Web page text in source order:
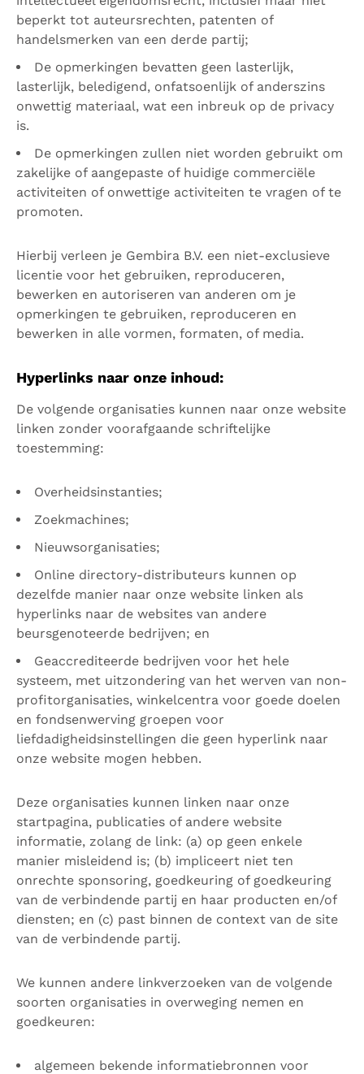
beperkt tot auteursrechten, patenten of
handelsmerken van een derde partij;
De opmerkingen bevatten geen lasterlijk,
lasterlijk, beledigend, onfatsoenlijk of anderszins
onwettig materiaal, wat een inbreuk op de privacy
is.
De opmerkingen zullen niet worden gebruikt om
zakelijke of aangepaste of huidige commerciële
activiteiten of onwettige activiteiten te vragen of te
promoten.
Hierbij verleen je Gembira B.V. een niet-exclusieve
licentie voor het gebruiken, reproduceren,
bewerken en autoriseren van anderen om je
opmerkingen te gebruiken, reproduceren en
bewerken in alle vormen, formaten, of media.
Hyperlinks naar onze inhoud:
De volgende organisaties kunnen naar onze website
linken zonder voorafgaande schriftelijke
toestemming:
Overheidsinstanties;
Zoekmachines;
Nieuwsorganisaties;
Online directory-distributeurs kunnen op
dezelfde manier naar onze website linken als
hyperlinks naar de websites van andere
beursgenoteerde bedrijven; en
Geaccrediteerde bedrijven voor het hele
systeem, met uitzondering van het werven van non-
profitorganisaties, winkelcentra voor goede doelen
en fondsenwerving groepen voor
liefdadigheidsinstellingen die geen hyperlink naar
onze website mogen hebben.
Deze organisaties kunnen linken naar onze
startpagina, publicaties of andere website
informatie, zolang de link: (a) op geen enkele
manier misleidend is; (b) impliceert niet ten
onrechte sponsoring, goedkeuring of goedkeuring
van de verbindende partij en haar producten en/of
diensten; en (c) past binnen de context van de site
van de verbindende partij.
We kunnen andere linkverzoeken van de volgende
soorten organisaties in overweging nemen en
goedkeuren:
algemeen bekende informatiebronnen voor